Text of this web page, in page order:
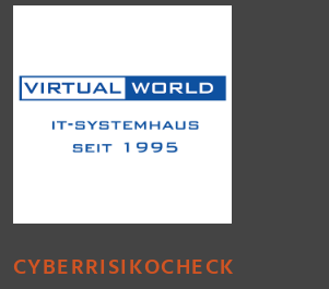
CYBERRISIKOCHECK